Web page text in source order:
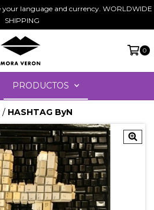
language and currency. WORLDWIDE
SHIPPING
0
PRODUCTOS
/ HASHTAG ByN